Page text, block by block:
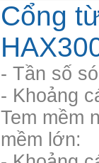
Cổng
- Tần số
- Khoảng
Tem mềm
mềm lớn: